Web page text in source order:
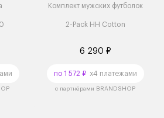
Комплект мужских футболок
2-Pack HH Cotton
6 290 ₽
по 1 572 ₽x4 платежами
с партнёрами BRANDSHOP